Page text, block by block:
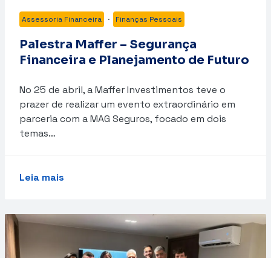
Assessoria Financeira · Finanças Pessoais
Palestra Maffer – Segurança
Financeira e Planejamento de Futuro
No 25 de abril, a Maffer Investimentos teve o
prazer de realizar um evento extraordinário em
parceria com a MAG Seguros, focado em dois
temas…
Leia mais